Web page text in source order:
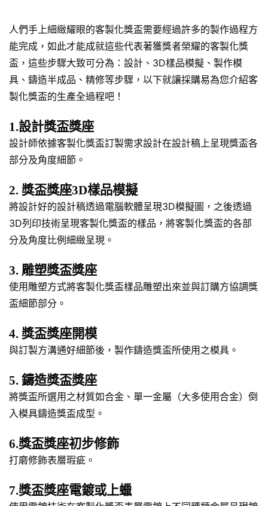
人們手上細緻耀眼的客製化獎盃需要經過許多的製作過程方
能完成，如此才能成就這些代表著獲獎者榮耀的客製化獎
盃，這些步驟大致可分為：設計、3D樣品模擬、製作模
具、鑄造半成品、精修等步驟，以下就讓採購易為您介紹客
製化獎盃的生產全過程吧！
1.設計獎盃獎座
設計師依據客製化獎盃訂製需求設計在設計稿上呈現獎盃各
部分及角度細節。
2. 獎盃獎座3D樣品模擬
將設計好的設計稿透過電腦軟體呈現3D模擬圖，之後透過
3D列印技術呈現客製化獎盃的樣品，將客製化獎盃的各部
分及角度比例細緻呈現。
3. 雕塑獎盃獎座
使用雕塑方式將客製化獎盃樣品雕塑出來並與訂購方協調獎
盃細節部分。
4. 獎盃獎座開模
與訂製方溝通好細節後，製作鑄造獎盃所使用之模具。
5. 鑄造獎盃獎座
將獎盃所選用之材質如合金、單一金屬（大多使用合金）倒
入模具鑄造獎盃成型。
6.獎盃獎座初步修飾
打磨修飾表層瑕疵。
7.獎盃獎座電鍍或上蠟